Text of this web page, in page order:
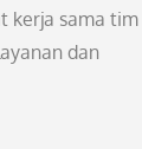
kerja sama
dan